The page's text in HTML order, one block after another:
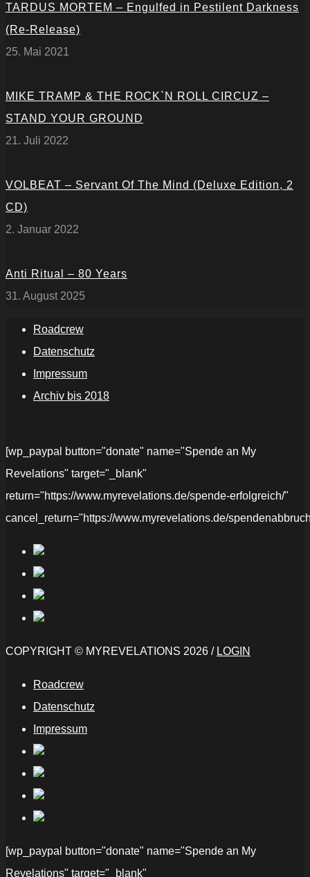
TARDUS MORTEM – Engulfed in Pestilent Darkness
(Re-Release)
25. Mai 2021
MIKE TRAMP & THE ROCK`N ROLL CIRCUZ –
STAND YOUR GROUND
21. Juli 2022
VOLBEAT – Servant Of The Mind (Deluxe Edition, 2
CD)
2. Januar 2022
Anti Ritual – 80 Years
31. August 2025
Roadcrew
Datenschutz
Impressum
Archiv bis 2018
[wp_paypal button="donate" name="Spende an My
Revelations" target="_blank"
return="https://www.myrevelations.de/spende-erfolgreich/"
cancel_return="https://www.myrevelations.de/
COPYRIGHT © MYREVELATIONS 2026 / LOGIN
Roadcrew
Datenschutz
Impressum
[wp_paypal button="donate" name="Spende an My
Revelations" target="_blank"